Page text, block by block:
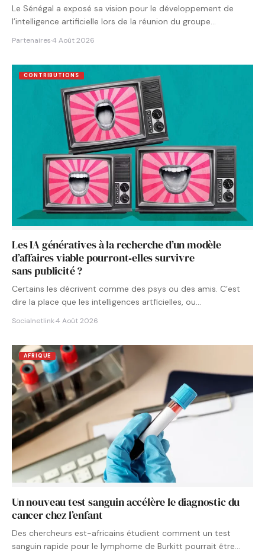
Le Sénégal a exposé sa vision pour le développement de
l’intelligence artificielle lors de la réunion du groupe…
Partenaires·4 Août 2026
CONTRIBUTIONS
Les IA génératives à la recherche d’un modèle
d’affaires viable pourront‑elles survivre
sans publicité ?
Certains les décrivent comme des psys ou des amis. C’est
dire la place que les intelligences artficielles, ou…
Socialnetlink·4 Août 2026
AFRIQUE
Un nouveau test sanguin accélère le diagnostic du
cancer chez l’enfant
Des chercheurs est-africains étudient comment un test
sanguin rapide pour le lymphome de Burkitt pourrait être